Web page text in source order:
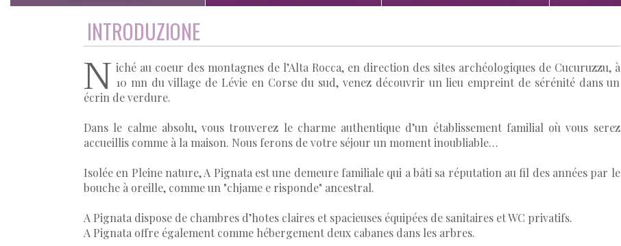
INTRODUZIONE
N iché au coeur des montagnes de l’Alta Rocca, en direction des sites archéologiques de Cucuruzzu, à
10 mn du village de Lévie en Corse du sud, venez découvrir un lieu empreint de sérénité dans un
écrin de verdure.
Dans le calme absolu, vous trouverez le charme authentique d’un établissement familial où vous serez
accueillis comme à la maison. Nous ferons de votre séjour un moment inoubliable…
Isolée en Pleine nature, A Pignata est une demeure familiale qui a bâti sa réputation au fil des années par le
bouche à oreille, comme un "chjame e risponde" ancestral.
A Pignata dispose de chambres d’hotes claires et spacieuses équipées de sanitaires et WC privatifs.
A Pignata offre également comme hébergement deux cabanes dans les arbres.